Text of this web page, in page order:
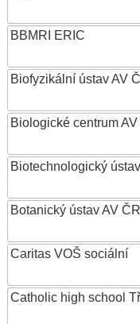
BBMRI ERIC
Biofyzikální ústav AV
Biologické centrum
Biotechnologický
Botanický ústav AV ČR
Caritas VOŠ sociální
Catholic high school